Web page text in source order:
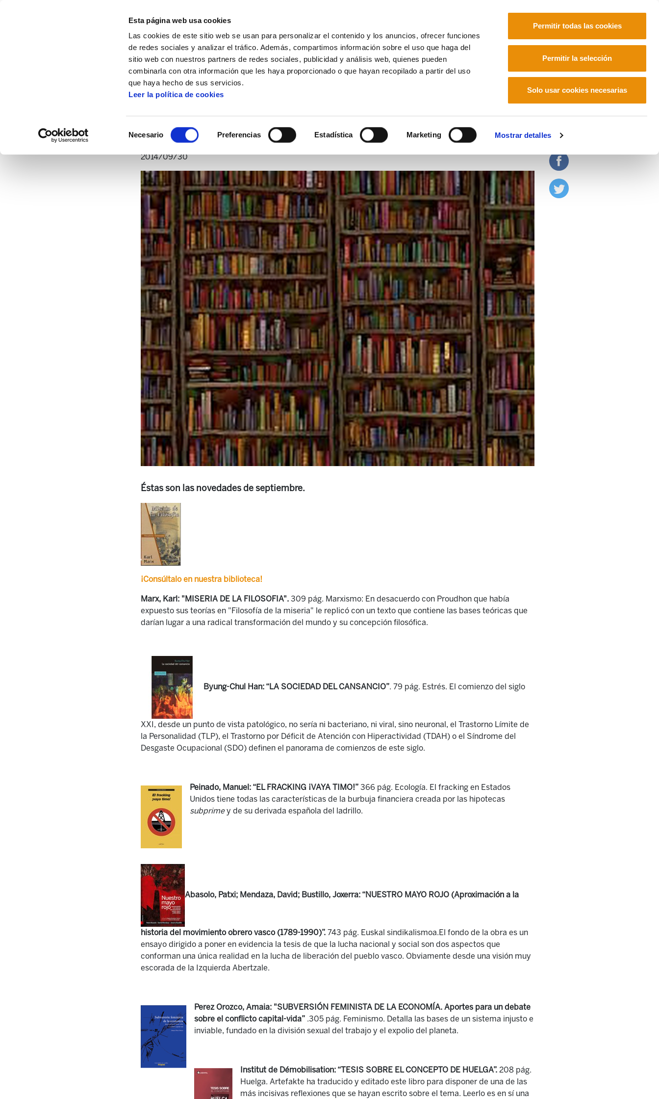
Esta página web usa cookies
Las cookies de este sitio web se usan para personalizar el contenido y los anuncios, ofrecer funciones
de redes sociales y analizar el tráfico. Además, compartimos información sobre el uso que haga del
sitio web con nuestros partners de redes sociales, publicidad y análisis web, quienes pueden
combinarla con otra información que les haya proporcionado o que hayan recopilado a partir del uso
que haya hecho de sus servicios.
Leer la política de cookies
Necesario Preferencias Estadística Marketing Mostrar detalles
Permitir todas las cookies
Permitir la selección
Solo usar cookies necesarias
Novedades en la biblioteca
2014/09/30
Éstas son las novedades de septiembre.
¡Consúltalo en nuestra biblioteca!
Marx, Karl: "MISERIA DE LA FILOSOFIA". 309 pág. Marxismo: En desacuerdo con Proudhon que había
expuesto sus teorías en "Filosofía de la miseria" le replicó con un texto que contiene las bases teóricas que
darían lugar a una radical transformación del mundo y su concepción filosófica.
Byung-Chul Han: “LA SOCIEDAD DEL CANSANCIO”. 79 pág. Estrés. El comienzo del siglo
XXI, desde un punto de vista patológico, no sería ni bacteriano, ni viral, sino neuronal, el Trastorno Límite de
la Personalidad (TLP), el Trastorno por Déficit de Atención con Hiperactividad (TDAH) o el Síndrome del
Desgaste Ocupacional (SDO) definen el panorama de comienzos de este siglo.
Peinado, Manuel: “EL FRACKING ¡VAYA TIMO!” 366 pág. Ecología. El fracking en Estados
Unidos tiene todas las características de la burbuja financiera creada por las hipotecas
subprimey de su derivada española del ladrillo.
Abasolo, Patxi; Mendaza, David; Bustillo, Joxerra: “NUESTRO MAYO ROJO (Aproximación a la
historia del movimiento obrero vasco (1789-1990)”. 743 pág. Euskal sindikalismoa.El fondo de la obra es un
ensayo dirigido a poner en evidencia la tesis de que la lucha nacional y social son dos aspectos que
conforman una única realidad en la lucha de liberación del pueblo vasco. Obviamente desde una visión muy
escorada de la Izquierda Abertzale.
Perez Orozco, Amaia: "SUBVERSIÓN FEMINISTA DE LA ECONOMÍA. Aportes para un debate
sobre el conflicto capital-vida” .305 pág. Feminismo. Detalla las bases de un sistema injusto e
inviable, fundado en la división sexual del trabajo y el expolio del planeta.
Institut de Démobilisation: “TESIS SOBRE EL CONCEPTO DE HUELGA”. 208 pág.
Huelga. Artefakte ha traducido y editado este libro para disponer de una de las
más incisivas reflexiones que se hayan escrito sobre el tema. Leerlo es en sí una